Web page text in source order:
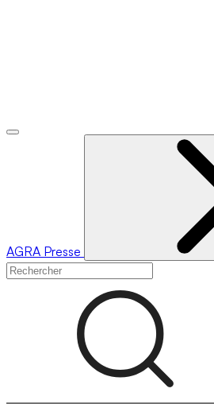
AGRA Presse